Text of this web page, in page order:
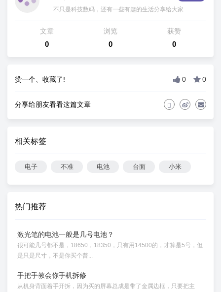
不只是科技数码，还有一些有趣的生活分享给大家
文章
0
浏览
0
获赞
0
赞一个、收藏了! 0 0
分享给朋友看看这篇文章
相关标签
电子 不准 电池 台面 小米
热门推荐
激光笔的电池一般是几号电池？
很可能几号都不是，18650，18350，只有用14500的，才算是5号，但
是只是尺寸，不是你买个普...
手把手教会你手机拆修
从机身背面着手开拆，因为买的屏幕总成是带了金属边框，只要把主